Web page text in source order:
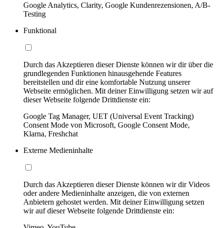
Google Analytics, Clarity, Google Kundenrezensionen, A/B-
Testing
Funktional
Durch das Akzeptieren dieser Dienste können wir dir über die
grundlegenden Funktionen hinausgehende Features
bereitstellen und dir eine komfortable Nutzung unserer
Webseite ermöglichen. Mit deiner Einwilligung setzen wir auf
dieser Webseite folgende Drittdienste ein:
Google Tag Manager, UET (Universal Event Tracking)
Consent Mode von Microsoft, Google Consent Mode,
Klarna, Freshchat
Externe Medieninhalte
Durch das Akzeptieren dieser Dienste können wir dir Videos
oder andere Medieninhalte anzeigen, die von externen
Anbietern gehostet werden. Mit deiner Einwilligung setzen
wir auf dieser Webseite folgende Drittdienste ein: